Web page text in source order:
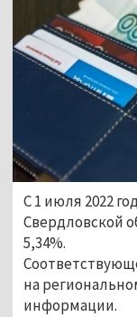
С 1 июля 2022
Свердловской
5,34%.
на
информации.